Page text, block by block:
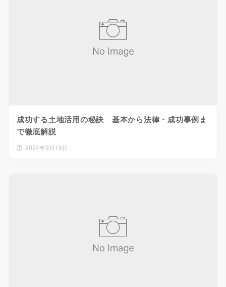
成功する土地活用の秘訣 基本から法律・成功事例ま
で徹底解説
2024年9月19日